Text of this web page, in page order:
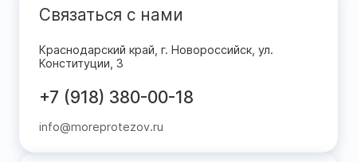
Связаться с нами
Краснодарский край, г. Новороссийск, ул.
Конституции, 3
+7 (918) 380-00-18
info@moreprotezov.ru